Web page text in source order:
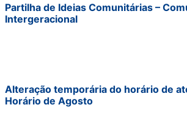
Partilha de Ideias Comunitárias –
Intergeracional
Alteração temporária do horário de
Horário de Agosto